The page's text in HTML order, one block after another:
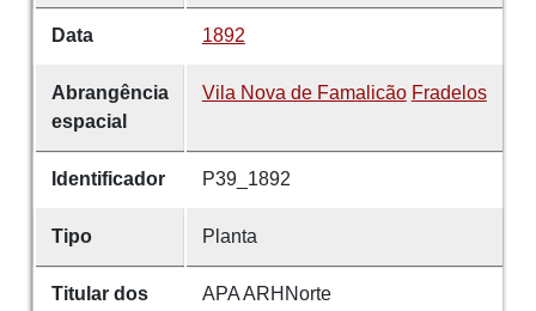
Data 1892
Abrangência
espacial
Vila Nova de Famalicão Fradelos
Identificador P39_1892
Tipo Planta
Titular dos
APA ARHNorte